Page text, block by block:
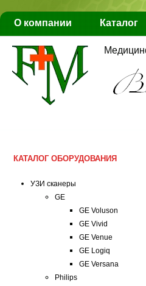
О компании Каталог
КАТАЛОГ ОБОРУДОВАНИЯ
УЗИ сканеры
GE
GE Voluson
GE Vivid
GE Venue
GE Logiq
GE Versana
Philips